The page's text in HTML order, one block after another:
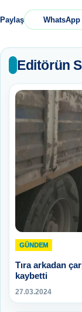
Paylaş WhatsApp
Editörün
GÜNDEM
Tıra arkadan
kaybetti
27.03.2024